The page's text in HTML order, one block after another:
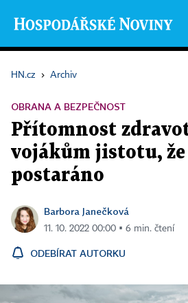
HN.cz › Archiv
OBRANA A BEZPEČNOST
Přítomnost
vojákům jistotu, že
postaráno
Barbora Janečková
11. 10. 2022 00:00 ▪ 6 min. čtení
ODEBÍRAT AUTORKU